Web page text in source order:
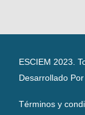
ESCIEM 2023.
Desarrollado
Términos y